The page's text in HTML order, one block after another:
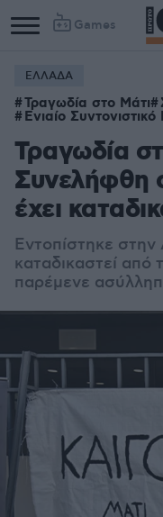
Games
ΕΛΛΑΔΑ
Τραγωδία στο Μάτι
Ενιαίο
Τραγωδία
Συνελήφθη
έχει
Εντοπίστηκε
καταδικαστεί από
παρέμενε